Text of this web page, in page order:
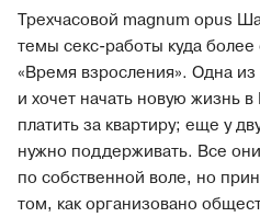
Трехчасовой magnum opus
темы секс-работы куда
«Время взросления». Одна
и хочет начать новую жизнь
платить за квартиру; еще у
нужно поддерживать. Все
по собственной воле, но
том, как организовано